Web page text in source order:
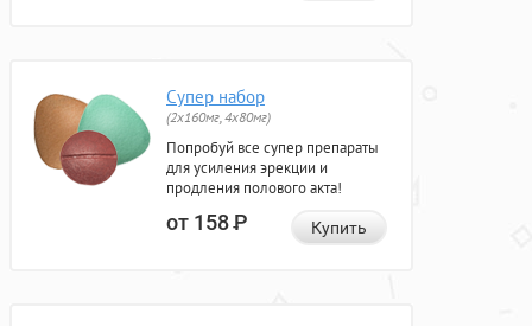
Супер набор
(2х160мг, 4х80мг)
Попробуй все супер препараты
для усиления эрекции и
продления полового акта!
от 158Р Купить